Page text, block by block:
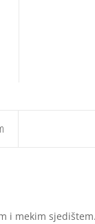
i mekim